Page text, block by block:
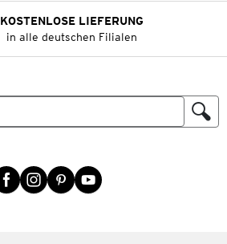
KOSTENLOSE LIEFERUNG
in alle deutschen Filialen